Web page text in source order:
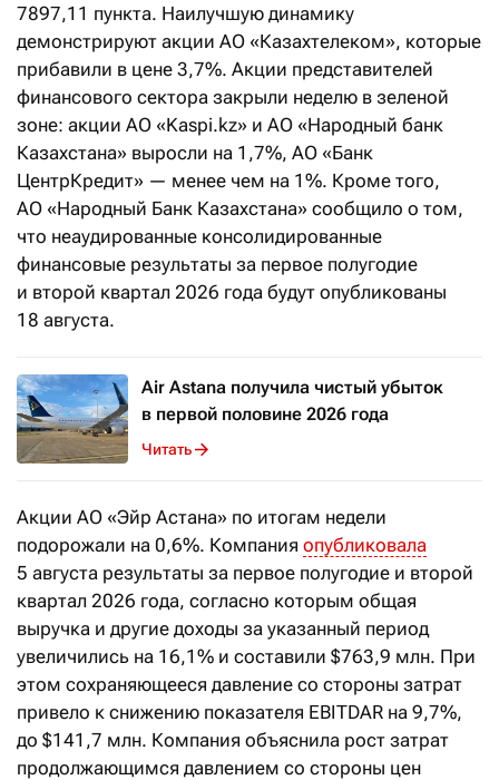
7897,11 пункта. Наилучшую динамику
демонстрируют акции АО «Казахтелеком», которые
прибавили в цене 3,7%. Акции представителей
финансового сектора закрыли неделю в зеленой
зоне: акции АО «Kaspi.kz» и АО «Народный банк
Казахстана» выросли на 1,7%, АО «Банк
ЦентрКредит» — менее чем на 1%. Кроме того,
АО «Народный Банк Казахстана» сообщило о том,
что неаудированные консолидированные
финансовые результаты за первое полугодие
и второй квартал 2026 года будут опубликованы
18 августа.
Air Astana получила чистый убыток
в первой половине 2026 года
Читать
Акции АО «Эйр Астана» по итогам недели
подорожали на 0,6%. Компания опубликовала
5 августа результаты за первое полугодие и второй
квартал 2026 года, согласно которым общая
выручка и другие доходы за указанный период
увеличились на 16,1% и составили $763,9 млн. При
этом сохраняющееся давление со стороны затрат
привело к снижению показателя EBITDAR на 9,7%,
до $141,7 млн. Компания объяснила рост затрат
продолжающимся давлением со стороны цен